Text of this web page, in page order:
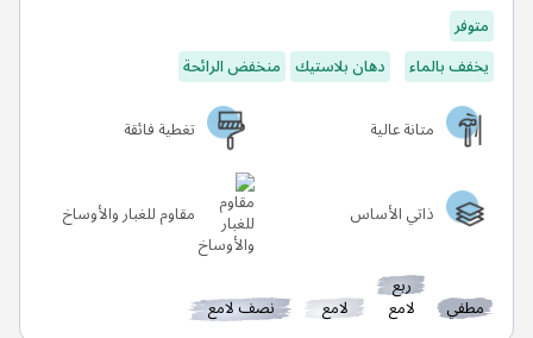
متوفر
يخفف بالماء
دهان بلاستيك منخفض الرائحة
متانة عالية
تغطية فائقة
ذاتي الأساس مقاوم للغبار والأوساخ
مطفي
ربع
لامع لامع نصف لامع